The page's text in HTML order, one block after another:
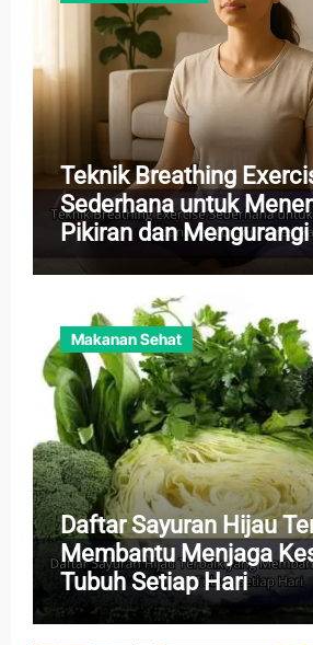
Teknik Breathing
Sederhana untuk
Pikiran dan
Harian
Makanan Sehat
Daftar Sayuran Hijau
Membantu Menjaga
Tubuh Setiap Hari